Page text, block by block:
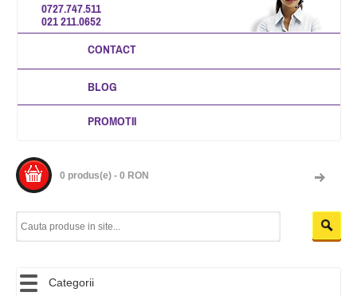
0727.747.511
021 211.0652
CONTACT
BLOG
PROMOTII
0 produs(e) - 0 RON
Categorii